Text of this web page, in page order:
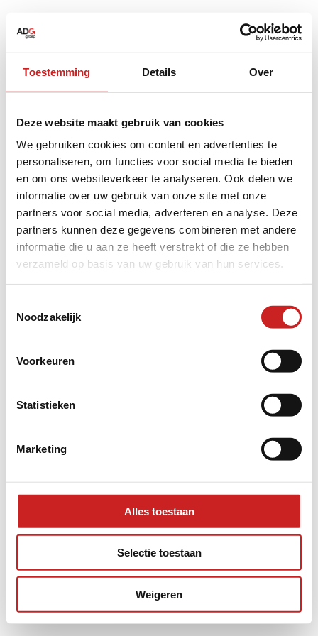
Toestemming Details Over
Deze website maakt gebruik van cookies
We gebruiken cookies om content en advertenties te
personaliseren, om functies voor social media te bieden
en om ons websiteverkeer te analyseren. Ook delen we
informatie over uw gebruik van onze site met onze
partners voor social media, adverteren en analyse. Deze
partners kunnen deze gegevens combineren met andere
informatie die u aan ze heeft verstrekt of die ze hebben
verzameld op basis van uw gebruik van hun services.
Noodzakelijk
Voorkeuren
Statistieken
Marketing
Alles toestaan
Selectie toestaan
Weigeren
loadingwww.adggroep.nl
for more